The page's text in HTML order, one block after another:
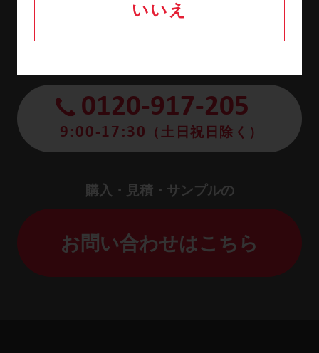
いいえ
ご相談は、お気軽にどうぞ。
0120-917-205
9:00-17:30 （土日祝日除く）
購入・見積・サンプルの
お問い合わせはこちら